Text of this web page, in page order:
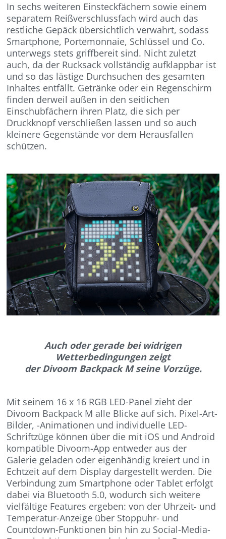
In sechs weiteren Einsteckfächern sowie einem
separatem Reißverschlussfach wird auch das
restliche Gepäck übersichtlich verwahrt, sodass
Smartphone, Portemonnaie, Schlüssel und Co.
unterwegs stets griffbereit sind. Nicht zuletzt
auch, da der Rucksack vollständig aufklappbar ist
und so das lästige Durchsuchen des gesamten
Inhaltes entfällt. Getränke oder ein Regenschirm
finden derweil außen in den seitlichen
Einschubfächern ihren Platz, die sich per
Druckknopf verschließen lassen und so auch
kleinere Gegenstände vor dem Herausfallen
schützen.
Auch oder gerade bei widrigen
Wetterbedingungen zeigt
der Divoom Backpack M seine Vorzüge.
Mit seinem 16 x 16 RGB LED-Panel zieht der
Divoom Backpack M alle Blicke auf sich. Pixel-Art-
Bilder, -Animationen und individuelle LED-
Schriftzüge können über die mit iOS und Android
kompatible Divoom-App entweder aus der
Galerie geladen oder eigenhändig kreiert und in
Echtzeit auf dem Display dargestellt werden. Die
Verbindung zum Smartphone oder Tablet erfolgt
dabei via Bluetooth 5.0, wodurch sich weitere
vielfältige Features ergeben: von der Uhrzeit- und
Temperatur-Anzeige über Stoppuhr- und
Countdown-Funktionen bin hin zu Social-Media-